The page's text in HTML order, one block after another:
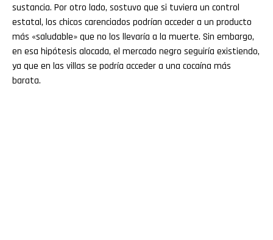
sustancia. Por otro lado, sostuvo que si tuviera un control
estatal, los chicos carenciados podrían acceder a un producto
más «saludable» que no los llevaría a la muerte. Sin embargo,
en esa hipótesis alocada, el mercado negro seguiría existiendo,
ya que en las villas se podría acceder a una cocaína más
barata.